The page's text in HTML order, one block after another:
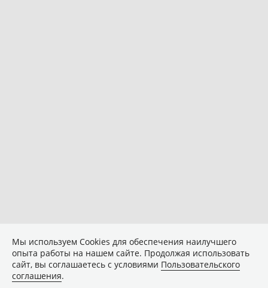
Мы используем Сookies для обеспечения наилучшего
опыта работы на нашем сайте. Продолжая использовать
сайт, вы соглашаетесь с условиями Пользовательского
соглашения.